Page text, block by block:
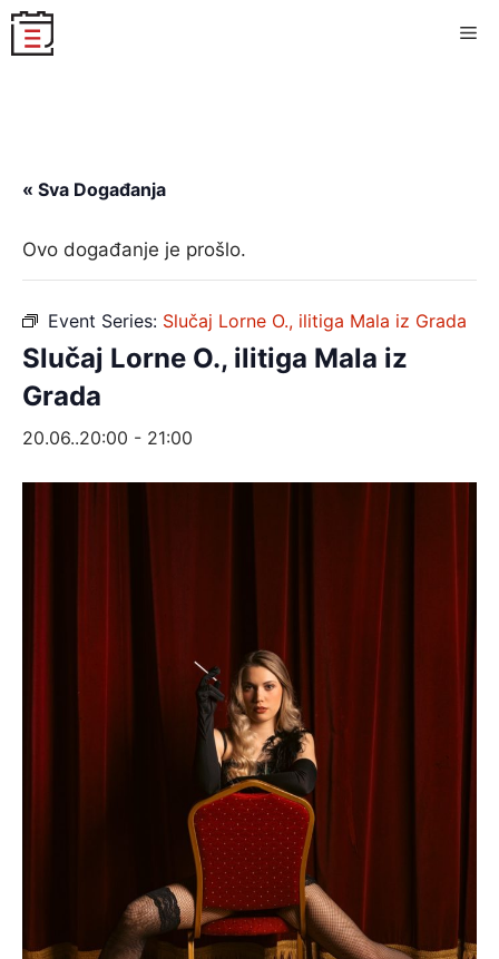
Skip
to
« Sva Događanja
Ovo događanje je prošlo.
Event Series: Slučaj Lorne O., ilitiga Mala iz Grada
Slučaj Lorne O., ilitiga Mala iz
Grada
20.06..20:00 - 21:00